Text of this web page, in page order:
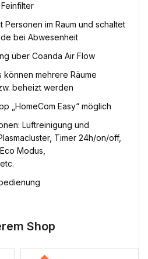
Personen im Raum und schaltet
bei Abwesenheit
über Coanda Air Flow
können mehrere Räume
beheizt werden
„HomeCom Easy“ möglich
Luftreinigung und
Timer 24h/on/off,
Modus,
Shop